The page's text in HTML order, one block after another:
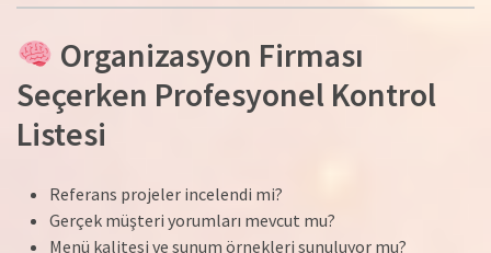
Organizasyon Firması
Seçerken Profesyonel Kontrol
Listesi
Referans projeler incelendi mi?
Gerçek müşteri yorumları mevcut mu?
Menü kalitesi ve sunum örnekleri sunuluyor mu?